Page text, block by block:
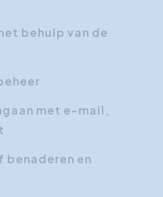
behulp van de
met e-mail,
en